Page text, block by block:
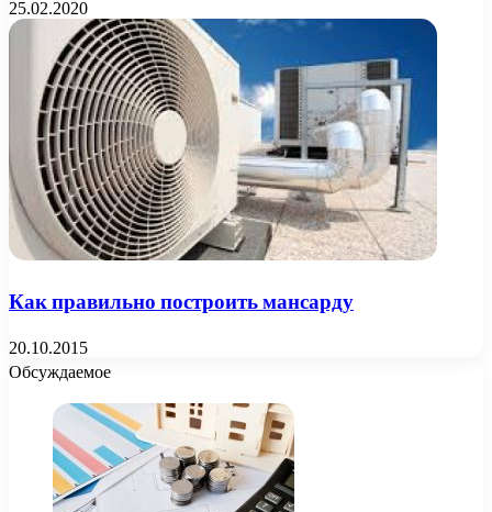
25.02.2020
Как правильно построить мансарду
20.10.2015
Обсуждаемое